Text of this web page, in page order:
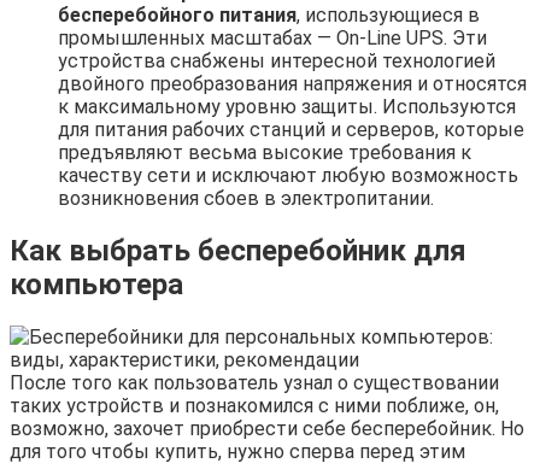
бесперебойного питания, использующиеся в
промышленных масштабах — On-Line UPS. Эти
устройства снабжены интересной технологией
двойного преобразования напряжения и относятся
к максимальному уровню защиты. Используются
для питания рабочих станций и серверов, которые
предъявляют весьма высокие требования к
качеству сети и исключают любую возможность
возникновения сбоев в электропитании.
Как выбрать бесперебойник для
компьютера
После того как пользователь узнал о существовании
таких устройств и познакомился с ними поближе, он,
возможно, захочет приобрести себе бесперебойник. Но
для того чтобы купить, нужно сперва перед этим